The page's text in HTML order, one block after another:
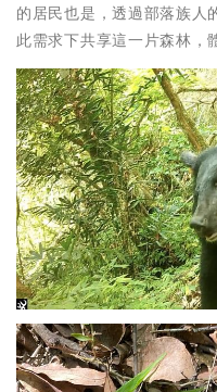
的居民也是，透過部落族人
此需求下共享這一片森林，